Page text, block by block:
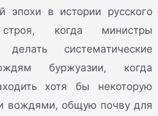
эпохи в истории русского
строя, когда министры
систематические
буржуазии, когда
хотя бы некоторую
вождями, общую почву для